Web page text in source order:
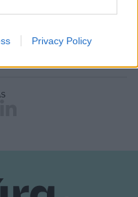
storage
and other
Privacy Policy